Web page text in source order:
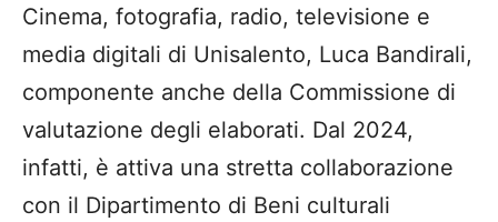
Cinema, fotografia, radio, televisione e
media digitali di Unisalento, Luca Bandirali,
componente anche della Commissione di
valutazione degli elaborati. Dal 2024,
infatti, è attiva una stretta collaborazione
con il Dipartimento di Beni culturali